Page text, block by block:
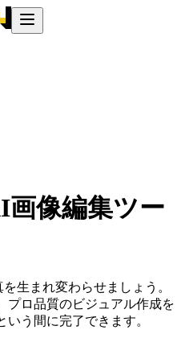
画像編集ツー
生まれ変わらせましょう。
プロ品質のビジュアル作成を
う間に完了できます。